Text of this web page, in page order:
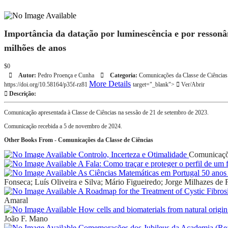
Importância da datação por luminescência e por
milhões de anos
$0
Autor: Pedro Proença e Cunha Categoria: Comunicações da Classe de Ciências
https://doi.org/10.58164/p35f-rz81 More Details target="_blank">
Ver/Abrir
Descrição:
Comunicação apresentada à Classe de Ciências na sessão de 21 de setembro de 2023.
Comunicação recebida a 5 de novembro de 2024.
Other Books From - Comunicações da Classe de Ciências
Controlo, Incerteza e Otimalidade
A Fala: Como traçar e proteger o perfil de um
As Ciências Matemáticas em Portugal 50
Fonseca; Luís Oliveira e Silva; Mário Figueiredo; Jorge Milhazes de
A Roadmap for the Treatment of Cystic
Amaral
How cells and biomaterials from natural
João F. Mano